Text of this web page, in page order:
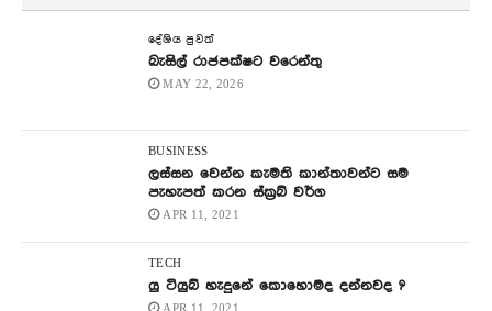
දේශිය පුවත්
බැසිල් රාජපක්ෂට වරෙන්තු
MAY 22, 2026
BUSINESS
ලස්සන වෙන්න කැමති කාන්තාවන්ට සම
පැහැපත් කරන ස්ක්‍රබ් වර්ග
APR 11, 2021
TECH
යු ටියුබ් හැදුනේ කොහොමද දන්නවද ?
APR 11, 2021